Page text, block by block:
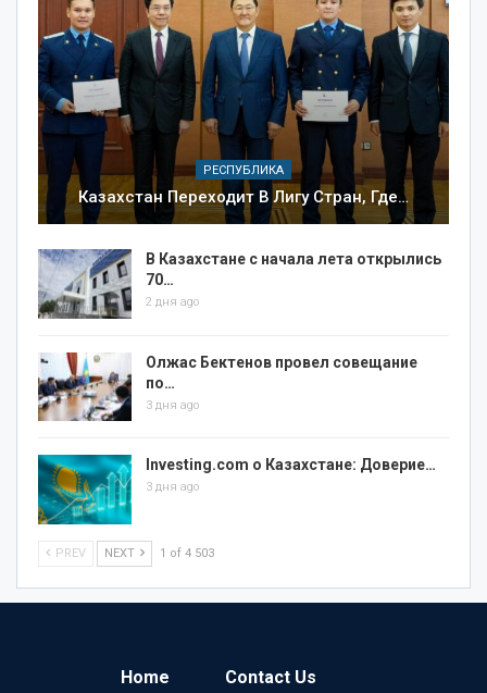
РЕСПУБЛИКА
Казахстан Переходит В Лигу Стран, Где…
В Казахстане с начала лета открылись
70…
2 дня ago
Олжас Бектенов провел совещание
по…
3 дня ago
Investing.com о Казахстане: Доверие…
3 дня ago
PREV NEXT 1 of 4 503
Home Contact Us